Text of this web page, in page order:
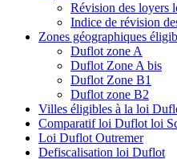
Révision des loyers
Indice de révision
Zones géographiques
Duflot zone A
Duflot Zone A bis
Duflot Zone B1
Duflot zone B2
Villes éligibles à la loi
Comparatif loi Duflot loi
Loi Duflot Outremer
Defiscalisation loi Duflot